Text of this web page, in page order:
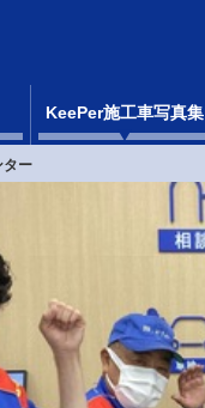
KeePer施工車写真集
ター